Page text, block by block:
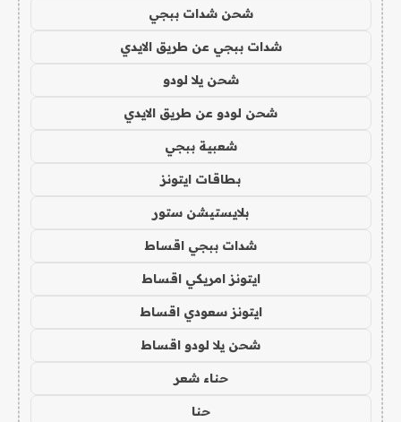
شحن شدات ببجي
شدات ببجي عن طريق الايدي
شحن يلا لودو
شحن لودو عن طريق الايدي
شعبية ببجي
بطاقات ايتونز
بلايستيشن ستور
شدات ببجي اقساط
ايتونز امريكي اقساط
ايتونز سعودي اقساط
شحن يلا لودو اقساط
حناء شعر
حنا